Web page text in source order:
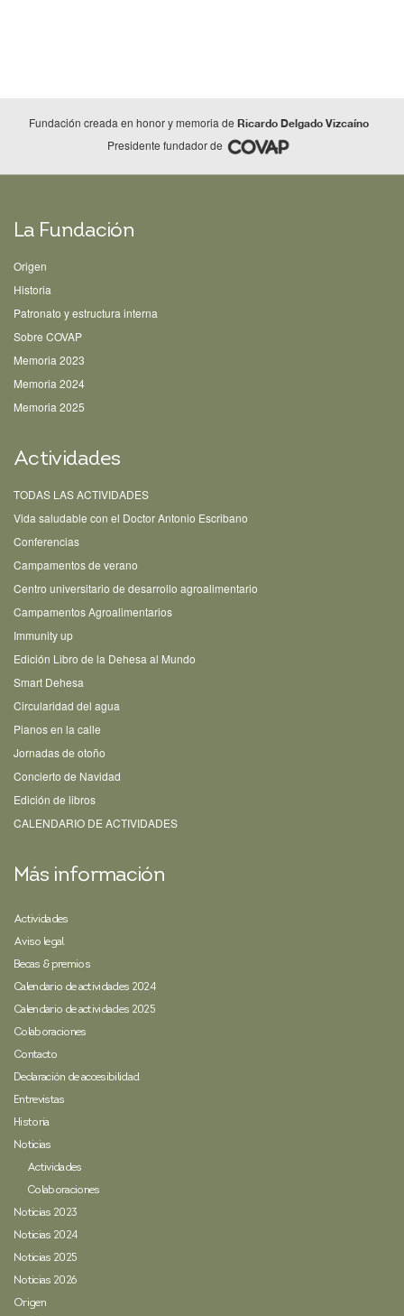
Fundación creada en honor y memoria deRicardo Delgado Vizcaíno
Presidente fundador de
La Fundación
Origen
Historia
Patronato y estructura interna
Sobre COVAP
Memoria 2023
Memoria 2024
Memoria 2025
Actividades
TODAS LAS ACTIVIDADES
Vida saludable con el Doctor Antonio Escribano
Conferencias
Campamentos de verano
Centro universitario de desarrollo agroalimentario
Campamentos Agroalimentarios
Immunity up
Edición Libro de la Dehesa al Mundo
Smart Dehesa
Circularidad del agua
Pianos en la calle
Jornadas de otoño
Concierto de Navidad
Edición de libros
CALENDARIO DE ACTIVIDADES
Más información
Actividades
Aviso legal
Becas & premios
Calendario de actividades 2024
Calendario de actividades 2025
Colaboraciones
Contacto
Declaración de accesibilidad
Entrevistas
Historia
Noticias
Actividades
Colaboraciones
Noticias 2023
Noticias 2024
Noticias 2025
Noticias 2026
Origen